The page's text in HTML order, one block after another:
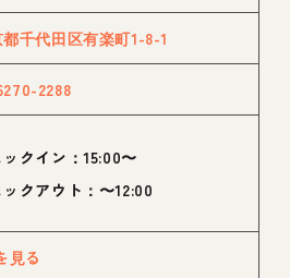
千代田区有楽町1-8-1
2288
クイン：15:00〜
クアウト：〜12:00
見る